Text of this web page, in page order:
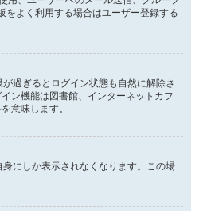
をよく利用する場合はユーザー登録する
過ぎるとログイン状態も自然に解除さ
ン機能は図書館、インターネットカフ
意味します。
にしか表示されなくなります。この場